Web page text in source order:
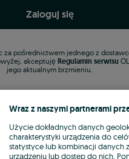
Zaloguj się
za pośrednictwem jednego z
akceptuję Regulamin serwisu
jego aktualnym brzmieniu.
Wraz z naszymi partnerami
Użycie dokładnych danych
charakterystyki urządzenia do
statystyce lub kombinacji danych
urządzeniu lub dostęp do nich.